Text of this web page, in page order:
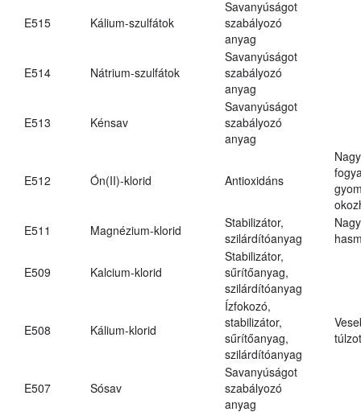
E515 Kálium-szulfátok
Savanyúságot
szabályozó
anyag
E514 Nátrium-szulfátok
Savanyúságot
szabályozó
anyag
E513 Kénsav
Savanyúságot
szabályozó
anyag
E512 Ón(II)-klorid Antioxidáns
E511
Magnézium-klorid
Stabilizátor,
szilárdítóanyag
E509 Kalcium-klorid
Stabilizátor,
sűrítőanyag,
szilárdítóanyag
E508 Kálium-klorid
Ízfokozó,
stabilizátor,
sűrítőanyag,
szilárdítóanyag
E507 Sósav
Savanyúságot
szabályozó
anyag